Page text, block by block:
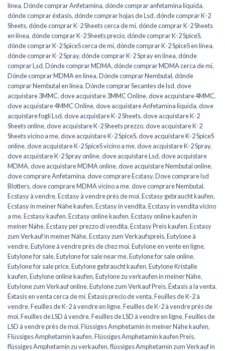
línea,Dónde comprar Anfetamina,dónde comprar anfetamina líquida,
dónde comprar éxtasis,dónde comprar hojas de Lsd,dónde comprar K-2
Sheets,dónde comprar K-2 Sheets cerca de mí,dónde comprar K-2 Sheets
en línea,dónde comprar K-2 Sheets precio,dónde comprar K-2 SpiceS,
dónde comprar K-2 SpiceS cerca de mí,dónde comprar K-2 SpiceS en línea,
dónde comprar K-2 Spray,dónde comprar K-2 Spray en línea,dónde
comprar Lsd,Dónde comprar MDMA,dónde comprar MDMA cerca de mí,
Dónde comprar MDMA en línea,Dónde comprar Nembutal,dónde
comprar Nembutal en línea,Dónde comprar Secantes de lsd,dove
acquistare 3MMC,dove acquistare 3MMC Online,dove acquistare 4MMC,
dove acquistare 4MMC Online,dove acquistare Anfetamina liquida,dove
acquistare fogli Lsd,dove acquistare K-2 Sheets,dove acquistare K-2
Sheets online,dove acquistare K-2 Sheets prezzo,dove acquistare K-2
Sheets vicino a me,dove acquistare K-2 SpiceS,dove acquistare K-2 SpiceS
online,dove acquistare K-2 SpiceS vicino a me,dove acquistare K-2 Spray,
dove acquistare K-2 Spray online,dove acquistare Lsd,dove acquistare
MDMA,dove acquistare MDMA online,dove acquistare Nembutal online,
dove comprare Anfetamina,dove comprare Ecstasy,Dove comprare lsd
Blotters,dove comprare MDMA vicino a me,dove comprare Nembutal,
Ecstasy à vendre,Ecstasy à vendre près de moi,Ecstasy gebraucht kaufen,
Ecstasy in meiner Nähe kaufen,Ecstasy in vendita,Ecstasy in vendita vicino
a me,Ecstasy kaufen,Ecstasy online kaufen,Ecstasy online kaufen in
meiner Nähe,Ecstasy per prezzo di vendita,Ecstasy Preis kaufen,Ecstasy
zum Verkauf in meiner Nähe,Ecstasy zum Verkaufspreis,Eutylone à
vendre,Eutylone à vendre près de chez moi,Eutylone en vente en ligne,
Eutylone for sale,Eutylone for sale near me,Eutylone for sale online,
Eutylone for sale price,Eutylone gebraucht kaufen,Eutylone Kristalle
kaufen,Eutylone online kaufen,Eutylone zu verkaufen in meiner Nähe,
Eutylone zum Verkauf online,Eutylone zum Verkauf Preis,Éxtasis a la venta,
Éxtasis en venta cerca de mí,Éxtasis precio de venta,Feuilles de K-2 à
vendre,Feuilles de K-2 à vendre en ligne,Feuilles de K-2 à vendre près de
moi,Feuilles de LSD à vendre,Feuilles de LSD à vendre en ligne,Feuilles de
LSD à vendre près de moi,Flüssiges Amphetamin in meiner Nähe kaufen,
Flüssiges Amphetamin kaufen,Flüssiges Amphetamin kaufen Preis,
flüssiges Amphetamin zu verkaufen,flüssiges Amphetamin zum Verkauf in